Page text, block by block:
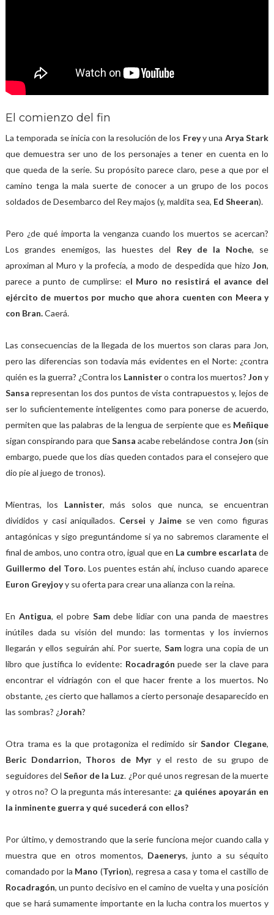
El comienzo del fin
La temporada se inicia con la resolución de los Freyy una Arya Stark
que demuestra ser uno de los personajes a tener en cuenta en lo
que queda de la serie. Su propósito parece claro, pese a que por el
camino tenga la mala suerte de conocer a un grupo de los pocos
soldados de Desembarco del Rey majos (y, maldita sea, Ed Sheeran).
Pero ¿de qué importa la venganza cuando los muertos se acercan?
Los grandes enemigos, las huestes del Rey de la Noche, se
aproximan al Muro y la profecía, a modo de despedida que hizoJon,
parece a punto de cumplirse: el Muro no resistirá el avance del
ejército de muertos por mucho que ahora cuenten con Meera y
con Bran.Caerá.
Las consecuencias de la llegada de los muertos son claras para Jon,
pero las diferencias son todavía más evidentes en el Norte: ¿contra
quién es la guerra? ¿Contra los Lannistero contra los muertos?Jony
Sansarepresentan los dos puntos de vista contrapuestos y, lejos de
ser lo suficientemente inteligentes como para ponerse de acuerdo,
permiten que las palabras de la lengua de serpiente que es Meñique
sigan conspirando para queSansaacabe rebelándose contra Jon(sin
embargo, puede que los días queden contados para el consejero que
dio pie al juego de tronos).
Mientras, los Lannister, más solos que nunca, se encuentran
divididos y casi aniquilados. Cersei y Jaime se ven como figuras
antagónicas y sigo preguntándome si ya no sabremos claramente el
final de ambos, uno contra otro, igual que en La cumbre escarlata de
Guillermo del Toro. Los puentes están ahí, incluso cuando aparece
Euron Greyjoyy su oferta para crear una alianza con la reina.
En Antigua, el pobre Samdebe lidiar con una panda de maestres
inútiles dada su visión del mundo: las tormentas y los inviernos
llegarán y ellos seguirán ahí. Por suerte, Samlogra una copia de un
libro que justifica lo evidente: Rocadragónpuede ser la clave para
encontrar el vidriagón con el que hacer frente a los muertos. No
obstante, ¿es cierto que hallamos a cierto personaje desaparecido en
las sombras? ¿Jorah?
Otra trama es la que protagoniza el redimido sirSandor Clegane,
Beric Dondarrion, Thoros de Myry el resto de su grupo de
seguidores delSeñor de la Luz. ¿Por qué unos regresan de la muerte
y otros no? O la pregunta más interesante: ¿a quiénes apoyarán en
la inminente guerra y qué sucederá con ellos?
Por último, y demostrando que la serie funciona mejor cuando calla y
muestra que en otros momentos, Daenerys, junto a su séquito
comandado por la Mano (Tyrion), regresa a casa y toma el castillo de
Rocadragón, un punto decisivo en el camino de vuelta y una posición
que se hará sumamente importante en la lucha contra los muertos y